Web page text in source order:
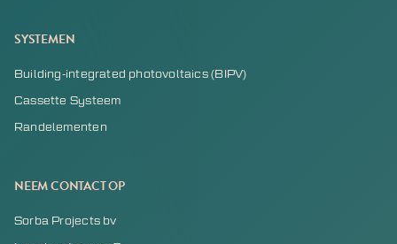
SYSTEMEN
Building-integrated photovoltaics (BIPV)
Cassette Systeem
Randelementen
NEEM CONTACT OP
Sorba Projects bv